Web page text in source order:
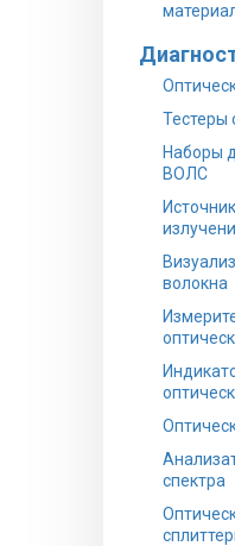
Тестеры
Наборы
ВОЛС
волокна
спектра